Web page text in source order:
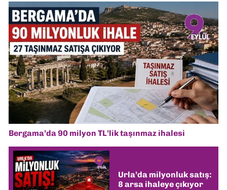
Bergama’da 90 milyon TL’lik taşınmaz ihalesi
Urla’da milyonluk satış:
8 arsa ihaleye çıkıyor